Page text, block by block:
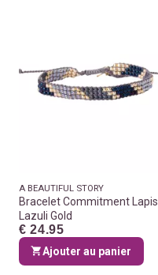
A BEAUTIFUL STORY
Bracelet Commitment Lapis
Lazuli Gold
€ 24.95
Ajouter au panier